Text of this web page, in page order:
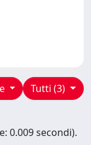
Tutti (3)
0.009 secondi).